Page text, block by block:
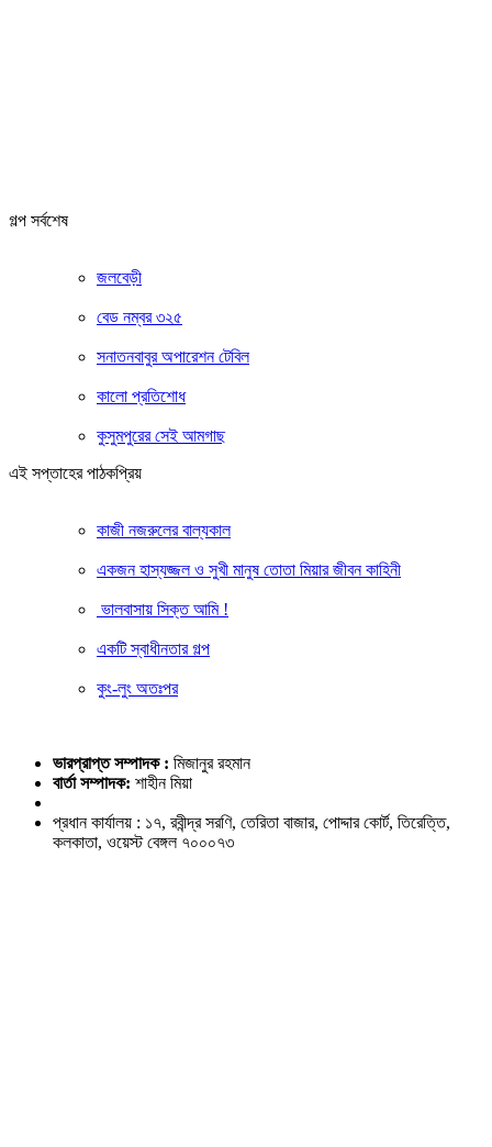
গল্প সর্বশেষ
জলবেড়ী
বেড নম্বর ৩২৫
সনাতনবাবুর অপারেশন টেবিল
কালো প্রতিশোধ
কুসুমপুরের সেই আমগাছ
এই সপ্তাহের পাঠকপ্রিয়
কাজী নজরুলের বাল্যকাল
একজন হাস্যজ্জল ও সুখী মানুষ তোতা মিয়ার জীবন কাহিনী
ভালবাসায় সিক্ত আমি !
একটি স্বাধীনতার গল্প
কুং-লুং অতঃপর
ভারপ্রাপ্ত সম্পাদক : মিজানুর রহমান
বার্তা সম্পাদক: শাহীন মিয়া
প্রধান কার্যালয় : ১৭, রবীন্দ্র সরণি, তেরিতা বাজার, পোদ্দার কোর্ট, তিরেত্তি,
কলকাতা, ওয়েস্ট বেঙ্গল ৭০০০৭৩